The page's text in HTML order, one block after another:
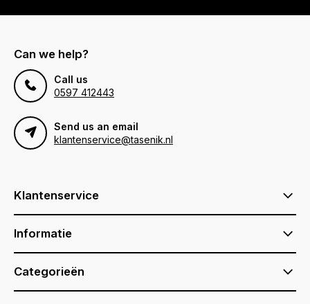
Can we help?
Call us
0597 412443
Send us an email
klantenservice@tasenik.nl
Klantenservice
Informatie
Categorieën